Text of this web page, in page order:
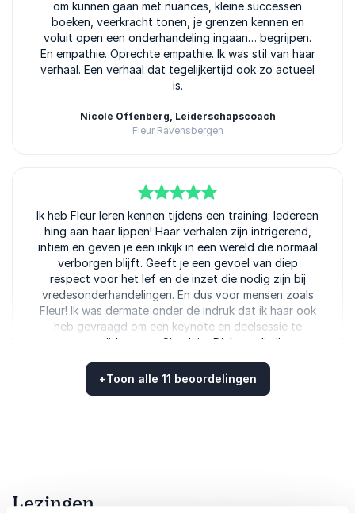
om kunnen gaan met nuances, kleine successen
boeken, veerkracht tonen, je grenzen kennen en
voluit open een onderhandeling ingaan… begrijpen.
En empathie. Oprechte empathie. Ik was stil van haar
verhaal. Een verhaal dat tegelijkertijd ook zo actueel
is.
Nicole Offenberg, Leiderschapscoach
Fleur Ravensbergen
5van5
Ik heb Fleur leren kennen tijdens een training. Iedereen
hing aan haar lippen! Haar verhalen zijn intrigerend,
intiem en geven je een inkijk in een wereld die normaal
verborgen blijft. Geeft je een gevoel van diep
respect voor het lef en de inzet die nodig zijn bij
vredesonderhandelingen. En dus voor mensen zoals
Fleur! Ik was dermate onder de indruk dat ik haar ook
heb gevraagd om een keynote en deelsessie te
verzorgen tijdens een Circulaire Dialoog die ik voor
radicale nieuwsgierigheid en begrip voor andere
perspectieven waren elementen die we o.a. wilden
+Toon alle 11 beoordelingen
Lezingen